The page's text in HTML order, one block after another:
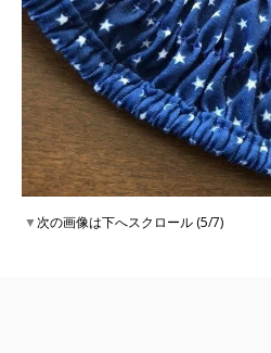
▼次の画像は下へスクロール (5/7)